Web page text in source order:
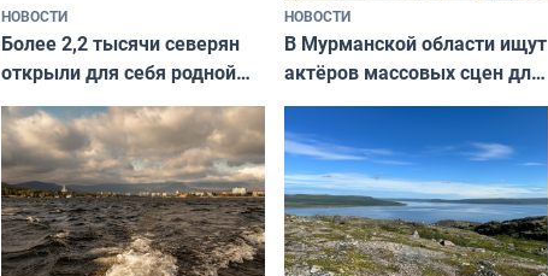
НОВОСТИ
Более 2,2 тысячи северян
открыли для себя родной
край в рамках проекта
«Туризм для своих»
НОВОСТИ
В Мурманской области ищут
актёров массовых сцен для
съёмок в
короткометражном фильме